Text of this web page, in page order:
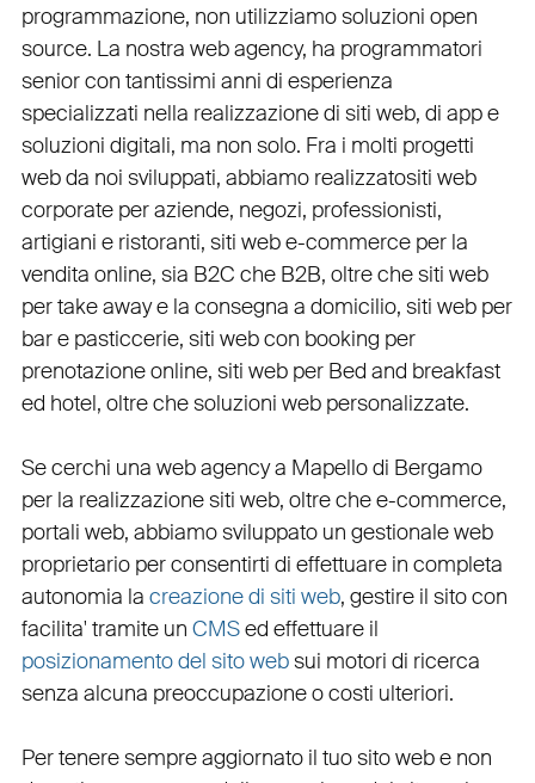
programmazione, non utilizziamo soluzioni open
source. La nostra web agency, ha programmatori
senior con tantissimi anni di esperienza
specializzati nella realizzazione di siti web, di app e
soluzioni digitali, ma non solo. Fra i molti progetti
web da noi sviluppati, abbiamo realizzatositi web
corporateperaziende, negozi, professionisti,
artigiani e ristoranti, siti web e-commerceper la
vendita online, sia B2C che B2B, oltre chesiti web
per take awaye la consegna a domicilio, siti web per
bare pasticcerie, siti web con booking per
prenotazione online, siti web per Bed and breakfast
ed hotel, oltre chesoluzioni web personalizzate.
Se cerchi una web agency a Mapellodi Bergamo
per la realizzazione siti web, oltre chee-commerce,
portali web, abbiamo sviluppato un gestionale web
proprietario per consentirti di effettuare in completa
autonomia la creazione di siti web, gestire il sito con
facilita' tramite un CMSed effettuare il
posizionamento del sito websui motori di ricerca
senza alcuna preoccupazione o costi ulteriori.
Per tenere sempre aggiornato il tuo sito web e non